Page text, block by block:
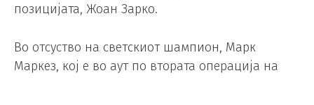
позицијата, Жоан Зарко.
Во отсуство на светскиот шампион, Марк
Маркез, кој е во аут по втората операција на